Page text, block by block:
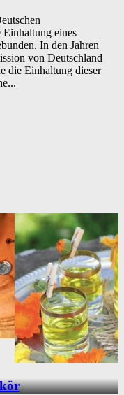
eines
In den Jahren
von Deutschland
die Einhaltung dieser